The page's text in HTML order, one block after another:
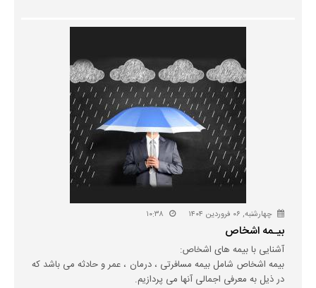
چهارشنبه, ۰۶ فروردین ۱۴۰۴ ۱۰:۳۸
بیـمه اشخاص
آشنایی با بیمه های اشخاص:
بیمه اشخاص شامل بیمه مسافرتی ، درمان ، عمر و حادثه می باشد که
در ذیل به معرفی اجمالی آنها می پردازیم.